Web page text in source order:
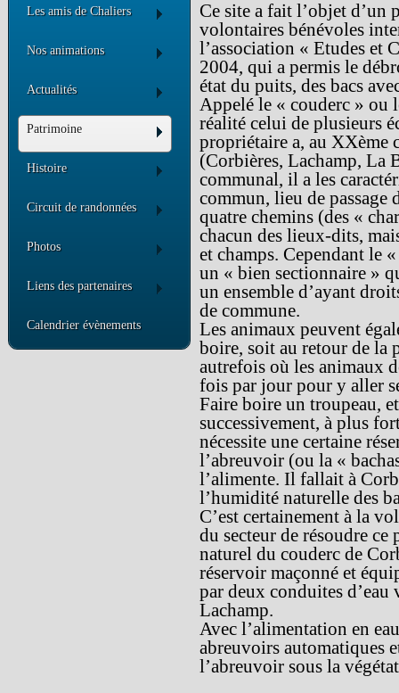
Les amis de Chaliers
Nos animations
Actualités
Patrimoine
Histoire
Circuit de randonnées
Photos
Liens des partenaires
Calendrier évènements
Ce site a fait l’objet d’un
volontaires bénévoles
l’association « Etudes et
2004, qui a permis le
état du puits, des bacs
Appelé le « couderc » ou
réalité celui de plusieurs
propriétaire a, au XXème
(Corbières, Lachamp, La
communal, il a les
commun, lieu de passage
quatre chemins (des «
chacun des lieux-dits,
et champs. Cependant le
un « bien sectionnaire »
un ensemble d’ayant
de commune.
Les animaux peuvent
boire, soit au retour de la
autrefois où les animaux
fois par jour pour y aller
Faire boire un troupeau,
successivement, à plus
nécessite une certaine
l’abreuvoir (ou la «
l’alimente. Il fallait à
l’humidité naturelle des
C’est certainement à la
du secteur de résoudre
naturel du couderc de
réservoir maçonné et
par deux conduites d’eau
Lachamp.
Avec l’alimentation en
abreuvoirs automatiques
l’abreuvoir sous la